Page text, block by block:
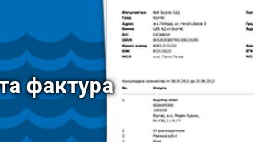
фактура